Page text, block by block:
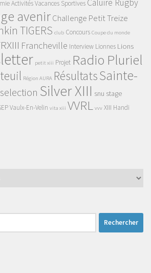
Activités Vacances Sportives Caluire Rugby
avenirChallenge Petit Treize
TIGERS club Concours Coupe du monde
Francheville Interview Lionnes Lions
petit xiii Projet Radio Pluriel
Région AURA RésultatsSainte-
selection Silver XIII snu stage
Vaulx-En-Velin vita xiii VVRL vvv XIII Handi